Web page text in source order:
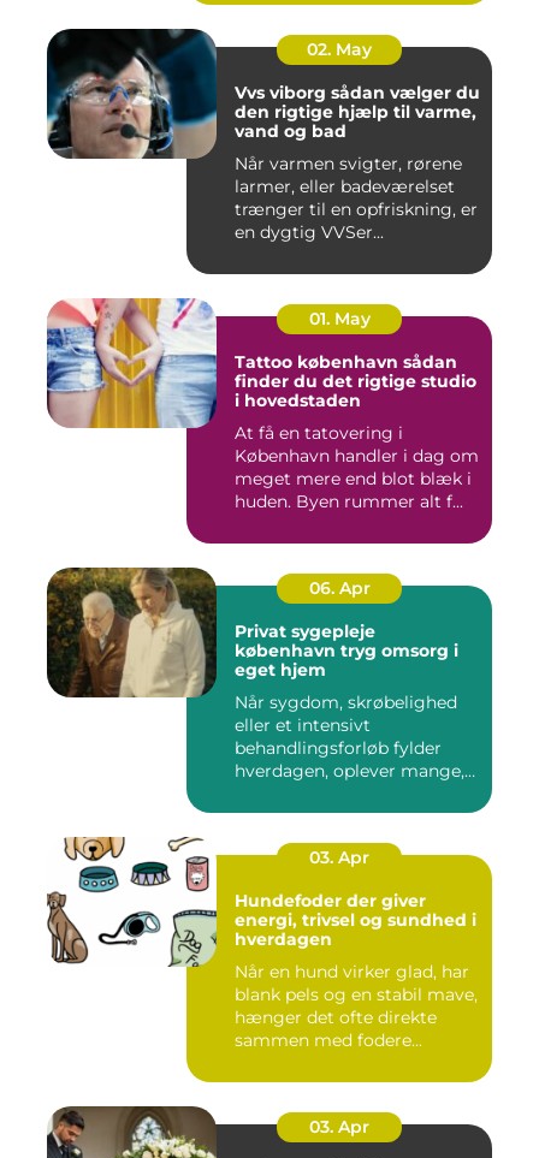
02. May
Vvs viborg sådan vælger du
den rigtige hjælp til varme,
vand og bad
Når varmen svigter, rørene
larmer, eller badeværelset
trænger til en opfriskning, er
en dygtig VVSer...
01. May
Tattoo københavn sådan
finder du det rigtige studio
i hovedstaden
At få en tatovering i
København handler i dag om
meget mere end blot blæk i
huden. Byen rummer alt f...
06. Apr
Privat sygepleje
københavn tryg omsorg i
eget hjem
Når sygdom, skrøbelighed
eller et intensivt
behandlingsforløb fylder
hverdagen, oplever mange,
03. Apr
Hundefoder der giver
energi, trivsel og sundhed i
hverdagen
Når en hund virker glad, har
blank pels og en stabil mave,
hænger det ofte direkte
sammen med fodere...
03. Apr